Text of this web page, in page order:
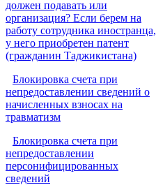
должен подавать или
организация? Если берем на
работу сотрудника иностранца,
у него приобретен патент
(гражданин Таджикистана)
Блокировка счета при
непредоставлении сведений о
начисленных взносах на
травматизм
Блокировка счета при
непредоставлении
персонифицированных
сведений